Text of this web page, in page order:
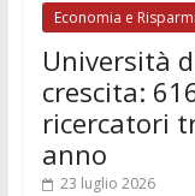
Economia e
Università
crescita:
ricercatori
anno
23 luglio 2026